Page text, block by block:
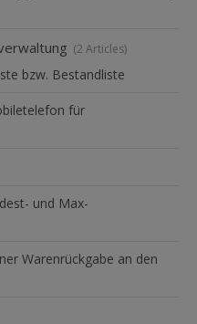
2 Articles
bzw. Bestandliste
für
und Max-
Warenrückgabe an den